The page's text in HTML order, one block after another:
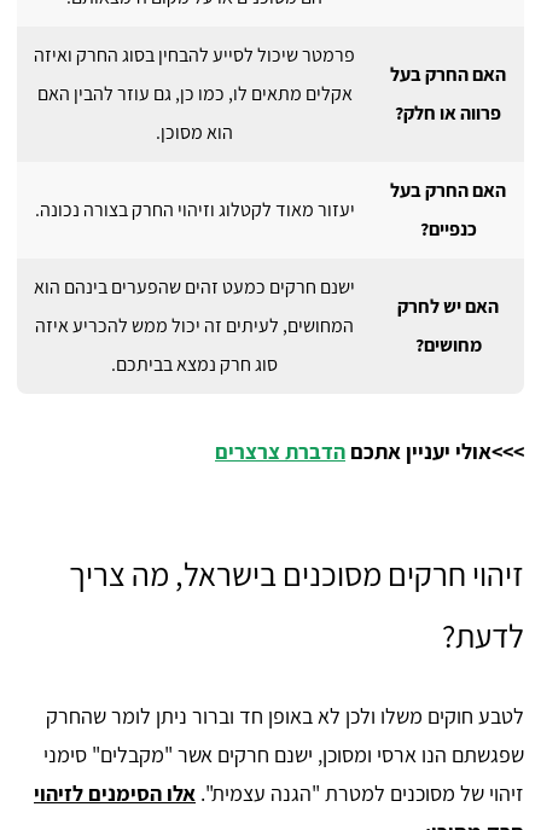
האם החרק בעל
פרווה או חלק?
פרמטר שיכול לסייע להבחין בסוג החרק ואיזה
אקלים מתאים לו, כמו כן, גם עוזר להבין האם
הוא מסוכן.
האם החרק בעל
כנפיים?
יעזור מאוד לקטלוג וזיהוי החרק בצורה נכונה.
האם יש לחרק
מחושים?
ישנם חרקים כמעט זהים שהפערים בינהם הוא
המחושים, לעיתים זה יכול ממש להכריע איזה
סוג חרק נמצא בביתכם.
>>>אולי יעניין אתכם הדברת צרצרים
זיהוי חרקים מסוכנים בישראל, מה צריך
לדעת?
לטבע חוקים משלו ולכן לא באופן חד וברור ניתן לומר שהחרק
שפגשתם הנו ארסי ומסוכן, ישנם חרקים אשר "מקבלים" סימני
זיהוי של מסוכנים למטרת "הגנה עצמית". אלו הסימנים לזיהוי